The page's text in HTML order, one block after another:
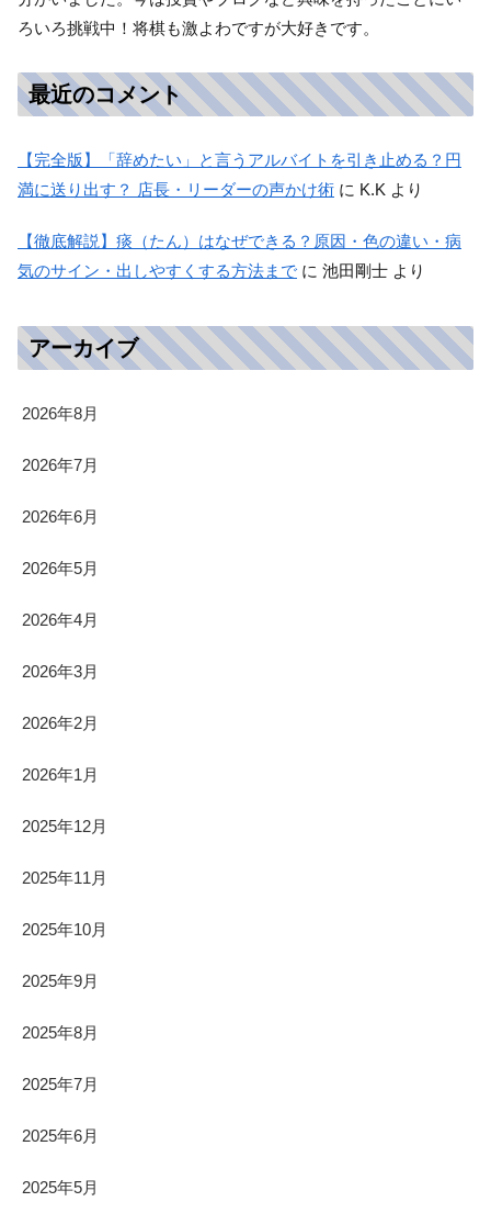
ろいろ挑戦中！将棋も激よわですが大好きです。
最近のコメント
【完全版】「辞めたい」と言うアルバイトを引き止める？円
満に送り出す？ 店長・リーダーの声かけ術 に K.K より
【徹底解説】痰（たん）はなぜできる？原因・色の違い・病
気のサイン・出しやすくする方法まで に 池田剛士 より
アーカイブ
2026年8月
2026年7月
2026年6月
2026年5月
2026年4月
2026年3月
2026年2月
2026年1月
2025年12月
2025年11月
2025年10月
2025年9月
2025年8月
2025年7月
2025年6月
2025年5月